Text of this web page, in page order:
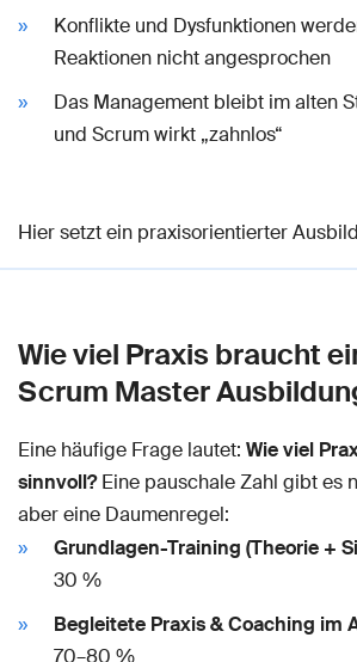
Konflikte und Dysfunktionen
Reaktionen nicht angesprochen
Das Management bleibt im alten
und Scrum wirkt „zahnlos“
Hier setzt ein praxisorientierter
Wie viel Praxis braucht
Scrum Master
Eine häufige Frage lautet: Wie viel
sinnvoll?Eine pauschale Zahl gibt es
aber eine Daumenregel:
Grundlagen-Training (Theorie +
30 %
Begleitete Praxis & Coaching im